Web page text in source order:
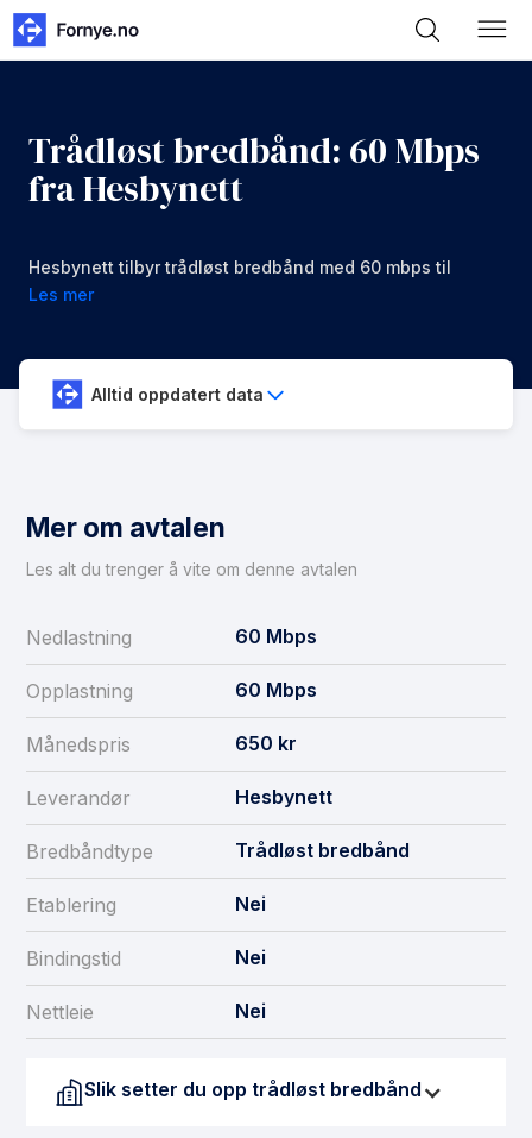
Trådløst bredbånd: 60 Mbps
fra Hesbynett
Hesbynett tilbyr trådløst bredbånd med 60 mbps til
en månedspris av 650 kr/mnd.
Les mer
Alltid oppdatert data
Mer om avtalen
Les alt du trenger å vite om denne avtalen
Nedlastning 60 Mbps
Opplastning 60 Mbps
Månedspris 650 kr
Leverandør Hesbynett
Bredbåndtype Trådløst bredbånd
Etablering Nei
Bindingstid Nei
Nettleie Nei
Slik setter du opp trådløst bredbånd